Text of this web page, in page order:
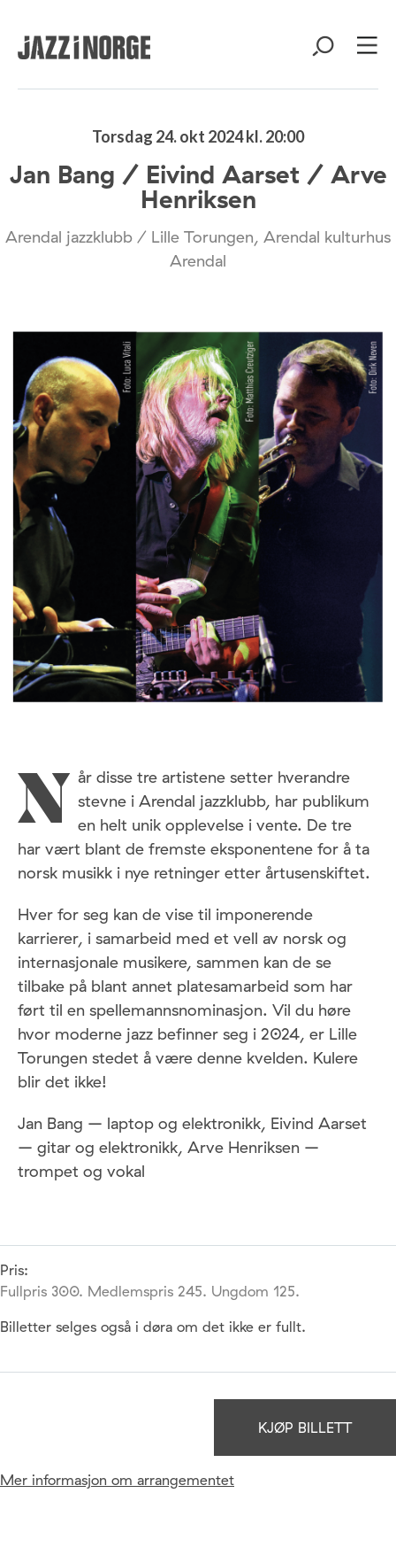
Torsdag 24. okt 2024 kl. 20:00
Jan Bang / Eivind Aarset / Arve
Henriksen
Arendal jazzklubb / Lille Torungen, Arendal kulturhus
Arendal
N år disse tre artistene setter hverandre
stevne i Arendal jazzklubb, har publikum
en helt unik opplevelse i vente. De tre
har vært blant de fremste eksponentene for å ta
norsk musikk i nye retninger etter årtusenskiftet.
Hver for seg kan de vise til imponerende
karrierer, i samarbeid med et vell av norsk og
internasjonale musikere, sammen kan de se
tilbake på blant annet platesamarbeid som har
ført til en spellemannsnominasjon. Vil du høre
hvor moderne jazz befinner seg i 2024, er Lille
Torungen stedet å være denne kvelden. Kulere
blir det ikke!
Jan Bang – laptop og elektronikk, Eivind Aarset
– gitar og elektronikk, Arve Henriksen –
trompet og vokal
Pris:
Fullpris 300. Medlemspris 245. Ungdom 125.
Billetter selges også i døra om det ikke er fullt.
KJØP BILLETT
Mer informasjon om arrangementet